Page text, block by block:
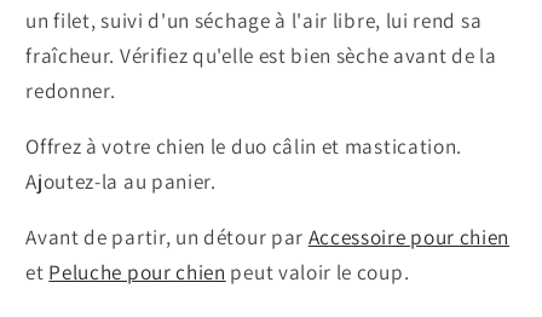
un filet, suivi d'un séchage à l'air libre, lui rend sa
fraîcheur. Vérifiez qu'elle est bien sèche avant de la
redonner.
Offrez à votre chien le duo câlin et mastication.
Ajoutez-la au panier.
Avant de partir, un détour par Accessoire pour chien
et Peluche pour chien peut valoir le coup.